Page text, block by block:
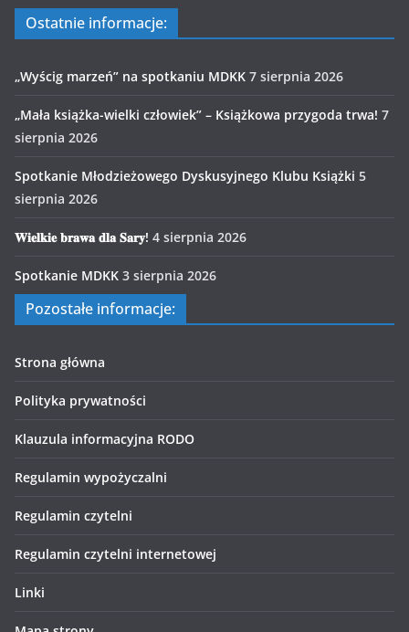
Ostatnie informacje:
„Wyścig marzeń” na spotkaniu MDKK 7 sierpnia 2026
„Mała książka-wielki człowiek” – Książkowa przygoda trwa! 7
sierpnia 2026
Spotkanie Młodzieżowego Dyskusyjnego Klubu Książki 5
sierpnia 2026
𝐖𝐢𝐞𝐥𝐤𝐢𝐞 𝐛𝐫𝐚𝐰𝐚 𝐝𝐥𝐚 𝐒𝐚𝐫𝐲! 4 sierpnia 2026
Spotkanie MDKK 3 sierpnia 2026
Pozostałe informacje:
Strona główna
Polityka prywatności
Klauzula informacyjna RODO
Regulamin wypożyczalni
Regulamin czytelni
Regulamin czytelni internetowej
Linki